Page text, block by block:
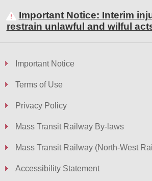
Important Notice: Interim
restrain unlawful and wilful
Important Notice
Terms of Use
Privacy Policy
Mass Transit Railway By-laws
Mass Transit Railway (North-West
Accessibility Statement